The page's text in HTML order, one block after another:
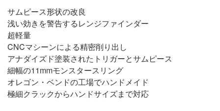
サムピース形状の改良
浅い効きを警告するレンジファインダー
超軽量
CNCマシーンによる精密削り出し
アナダイズド塗装されたトリガーとサムピース
細幅の11mmモンスタースリング
オレゴン・ベンドの工場でハンドメイド
極細クラックからハンドサイズまで対応